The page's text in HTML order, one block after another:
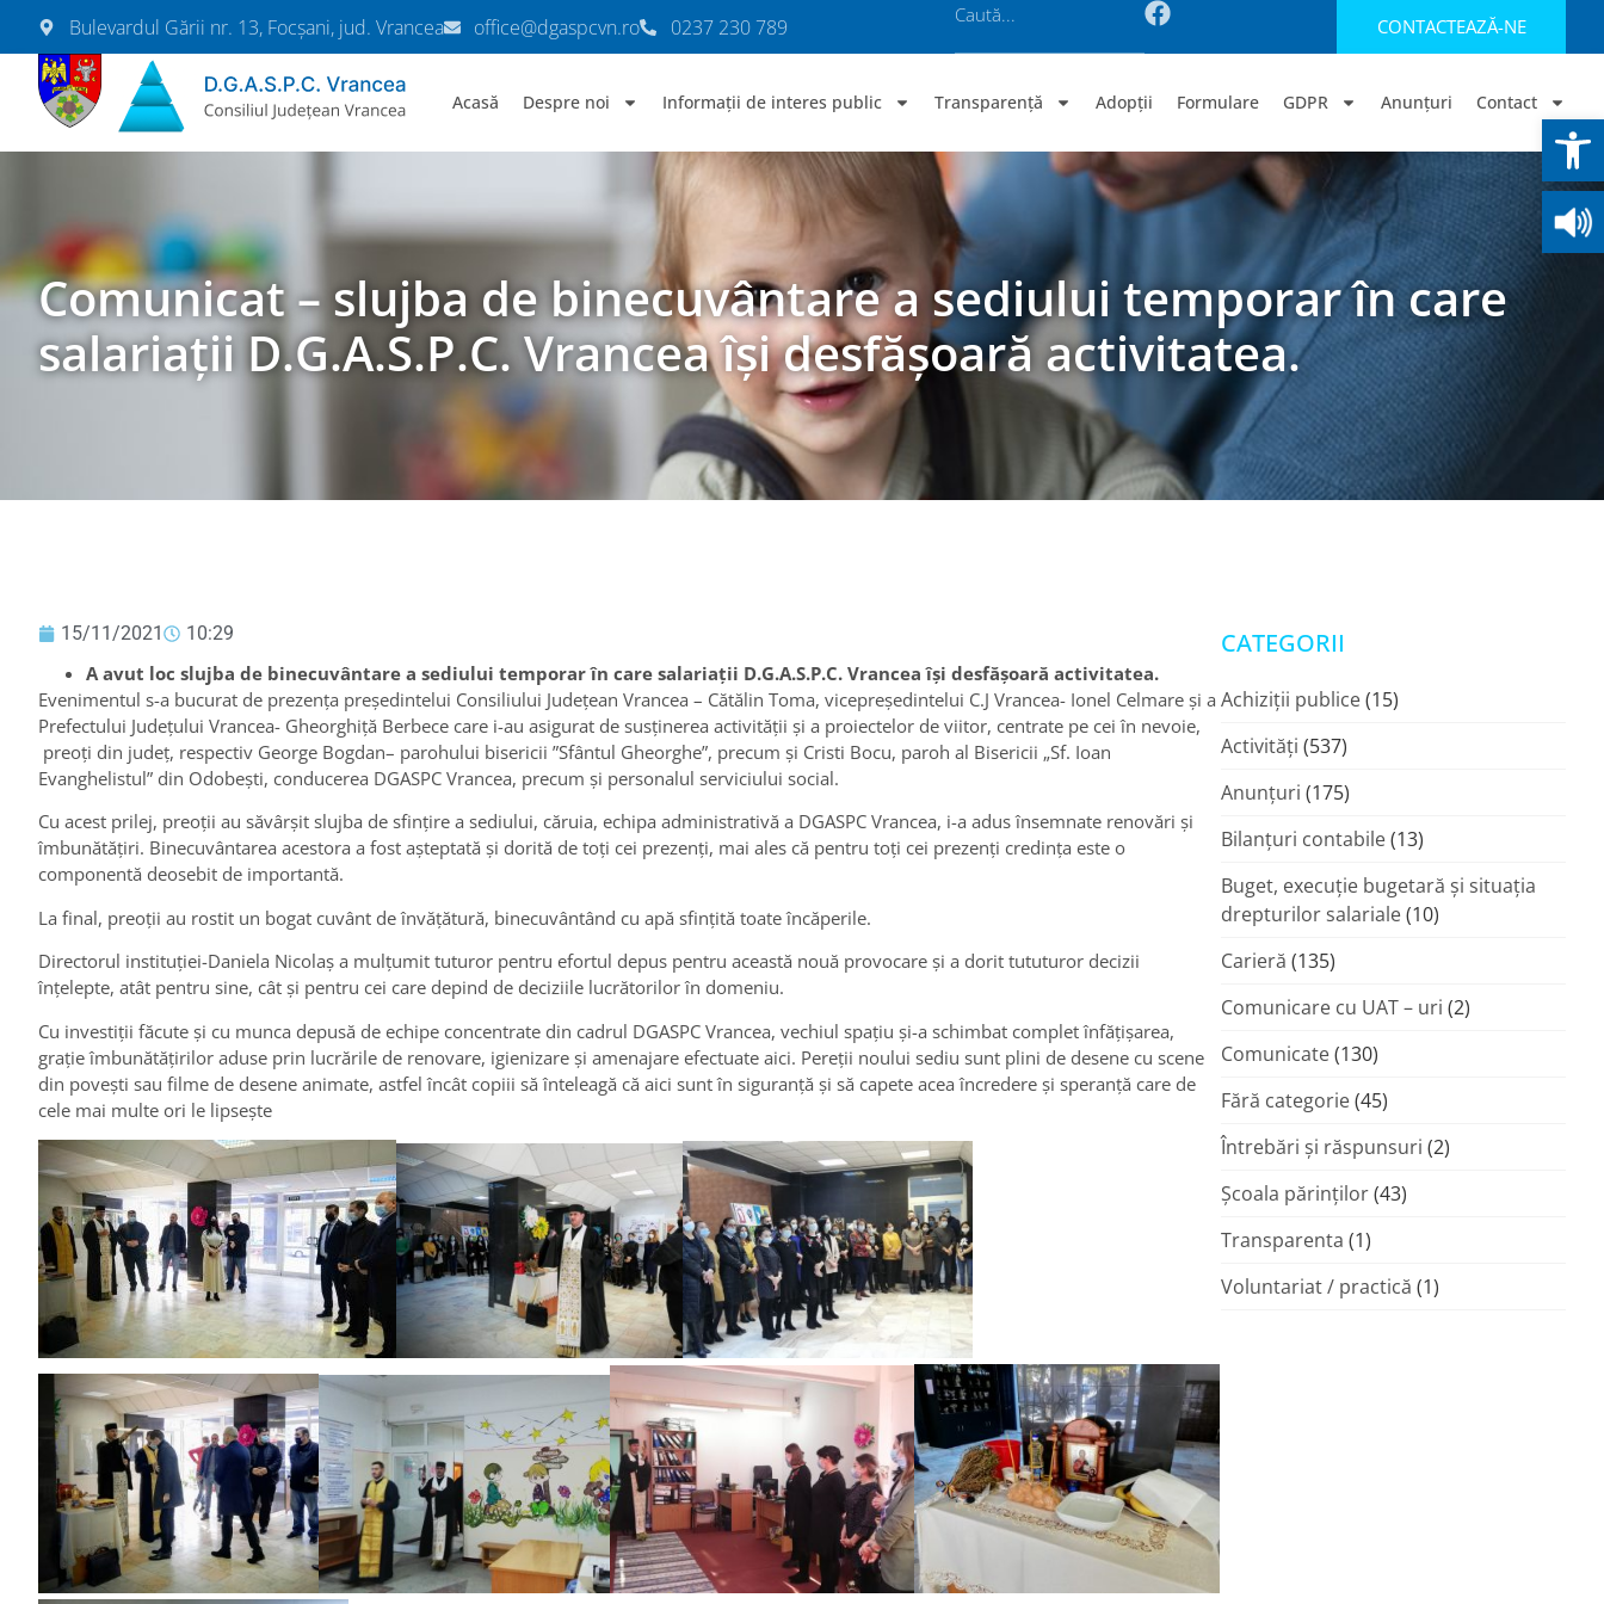
Bulevardul Gării nr. 13, Focșani, jud. Vrancea office@dgaspcvn.ro 0237 230 789 CONTACTEAZĂ-NE
Acasă Despre noi Informații de interes public Transparență Adopții Formulare GDPR Anunțuri Contact
Comunicat – slujba de binecuvântare a sediului temporar în care
salariații D.G.A.S.P.C. Vrancea își desfășoară activitatea.
15/11/2021 10:29
A avut loc slujba de binecuvântare a sediului temporar în care salariații D.G.A.S.P.C. Vrancea își desfășoară activitatea.
Evenimentul s-a bucurat de prezența președintelui Consiliului Județean Vrancea – Cătălin Toma, vicepreședintelui C.J Vrancea- Ionel Celmare și a
Prefectului Județului Vrancea- Gheorghiță Berbece care i-au asigurat de susținerea activității și a proiectelor de viitor, centrate pe cei în nevoie,
preoţi din judeţ, respectiv George Bogdan– parohului bisericii ”Sfântul Gheorghe”, precum și Cristi Bocu, paroh al Bisericii „Sf. Ioan
Evanghelistul” din Odobești, conducerea DGASPC Vrancea, precum şi personalul serviciului social.
Cu acest prilej, preoții au săvârşit slujba de sfinţire a sediului, căruia, echipa administrativă a DGASPC Vrancea, i-a adus însemnate renovări şi
îmbunătăţiri. Binecuvântarea acestora a fost aşteptată şi dorită de toţi cei prezenţi, mai ales că pentru toți cei prezenți credința este o
componentă deosebit de importantă.
La final, preoții au rostit un bogat cuvânt de învăţătură, binecuvântând cu apă sfințită toate încăperile.
Directorul instituției-Daniela Nicolaș a mulțumit tuturor pentru efortul depus pentru această nouă provocare și a dorit tututuror decizii
înțelepte, atât pentru sine, cât și pentru cei care depind de deciziile lucrătorilor în domeniu.
Cu investiţii făcute şi cu munca depusă de echipe concentrate din cadrul DGASPC Vrancea, vechiul spațiu şi-a schimbat complet înfăţişarea,
graţie îmbunătățirilor aduse prin lucrările de renovare, igienizare și amenajare efectuate aici. Pereții noului sediu sunt plini de desene cu scene
din poveşti sau filme de desene animate, astfel încât copiii să înteleagă că aici sunt în siguranță și să capete acea încredere și speranță care de
cele mai multe ori le lipsește
CATEGORII
Achiziții publice(15)
Activități (537)
Anunțuri (175)
Bilanțuri contabile(13)
Buget, execuție bugetară și situația
drepturilor salariale(10)
Carieră (135)
Comunicare cu UAT – uri (2)
Comunicate(130)
Fără categorie(45)
Întrebări și răspunsuri (2)
Şcoala părinţilor(43)
Transparenta (1)
Voluntariat / practică (1)